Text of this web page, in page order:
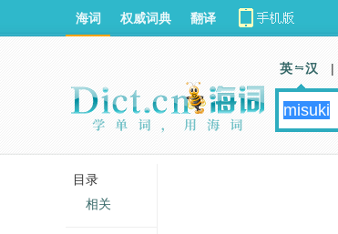
海词 权威词典 翻译
英 汉 |
目录
相关